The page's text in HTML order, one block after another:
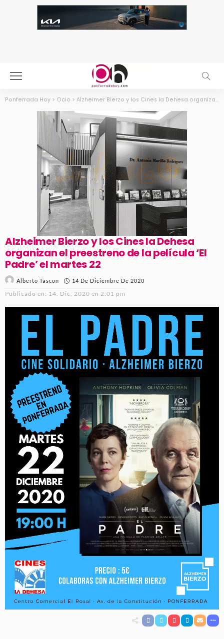
Ponferrada Hoy > Ocio > Alzheimer Bierzo y los Cines la Dehesa organizan el preestreno de la película ‘El Padre’ el martes 22
Alzheimer Bierzo y los Cines la Dehesa
organizan el preestreno de la película ‘El
Padre’ el martes 22
Alberto Tascon 14 De Diciembre De 2020
Publicado en: 14. Dic, 2020 en 2:01 pm